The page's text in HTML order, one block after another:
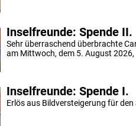
Inselfreunde: Spende II.
Sehr überraschend überbrachte
am Mittwoch, dem 5. August 2026,
Inselfreunde: Spende I.
Erlös aus Bildversteigerung für